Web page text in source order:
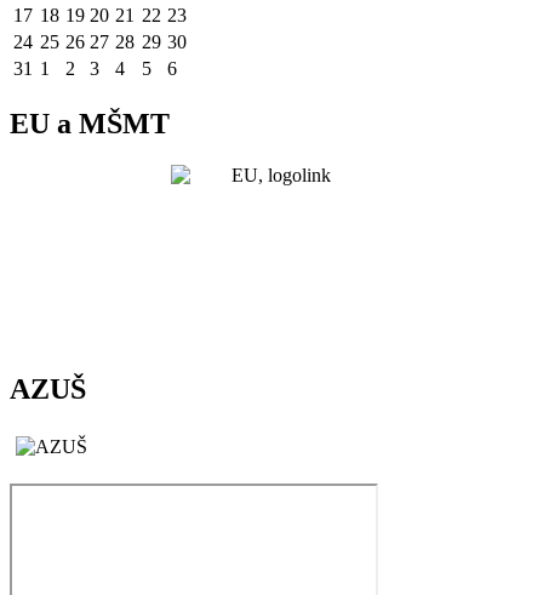
17 18 19 20 21 22 23
24 25 26 27 28 29 30
31 1 2 3 4 5 6
EU a MŠMT
AZUŠ